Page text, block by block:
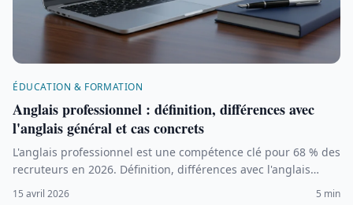
ÉDUCATION & FORMATION
Anglais professionnel : définition, différences avec
l'anglais général et cas concrets
L'anglais professionnel est une compétence clé pour 68 % des
recruteurs en 2026. Définition, différences avec l'anglais
général, exemples concrets et secteurs concernés.
15 avril 2026 5 min